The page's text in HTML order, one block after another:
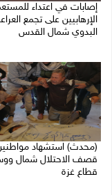
إصابات في اعتداء
الإرهابيين على تجمع
البدوي شمال القدس
(محدث) استشهاد
قصف الاحتلال شمال
قطاع غزة